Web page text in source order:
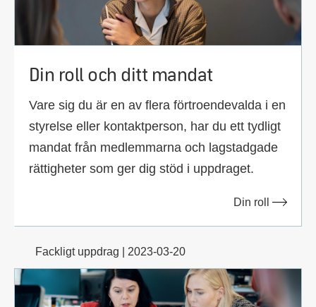
Din roll och ditt mandat
Vare sig du är en av flera förtroendevalda i en
styrelse eller kontaktperson, har du ett tydligt
mandat från medlemmarna och lagstadgade
rättigheter som ger dig stöd i uppdraget.
Din roll
Fackligt uppdrag | 2023-03-20